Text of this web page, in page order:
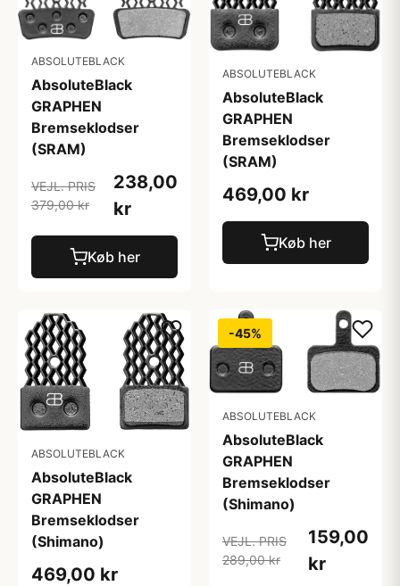
ABSOLUTEBLACK
AbsoluteBlack
GRAPHEN
Bremseklodser
(SRAM)
VEJL. PRIS
379,00 kr
238,00
kr
Køb her
ABSOLUTEBLACK
AbsoluteBlack
GRAPHEN
Bremseklodser
(SRAM)
469,00 kr
Køb her
ABSOLUTEBLACK
AbsoluteBlack
GRAPHEN
Bremseklodser
(Shimano)
469,00 kr
-45%
ABSOLUTEBLACK
AbsoluteBlack
GRAPHEN
Bremseklodser
(Shimano)
VEJL. PRIS
289,00 kr
159,00
kr